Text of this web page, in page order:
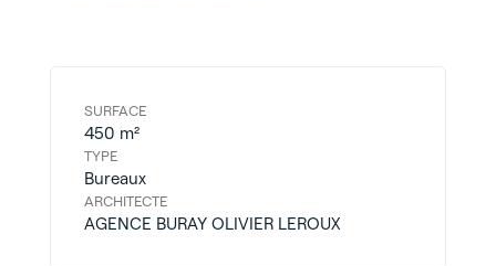
SURFACE
450 m²
TYPE
Bureaux
ARCHITECTE
AGENCE BURAY OLIVIER LEROUX